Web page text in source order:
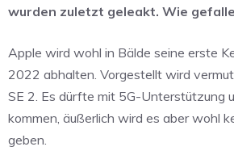
wurden zuletzt geleakt. Wie
Apple wird wohl in Bälde seine erste
2022 abhalten. Vorgestellt wird
SE 2. Es dürfte mit 5G-Unterstützung
kommen, äußerlich wird es aber wohl
geben.